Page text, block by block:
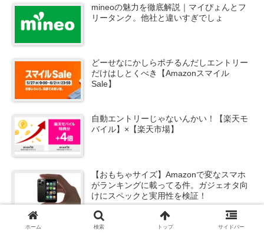
mineoの魅力を徹底解説｜マイぴょんとフ
リータンク。他社と違いすぎでしょ
どーせなにかしらポチるんだしエントリー
だけはしとくべき【Amazonスマイル
Sale】
自動エントリーじゃないんかい！【楽天モ
バイル】×【楽天市場】
【おもちゃサイズ】Amazonで変なスマホ
がランキングに載ってる件。ガジェオタ向
けにスペックと実用性を検証！
水月雨ってだれ？【イオシス】
ホーム 検索 トップ サイドバー